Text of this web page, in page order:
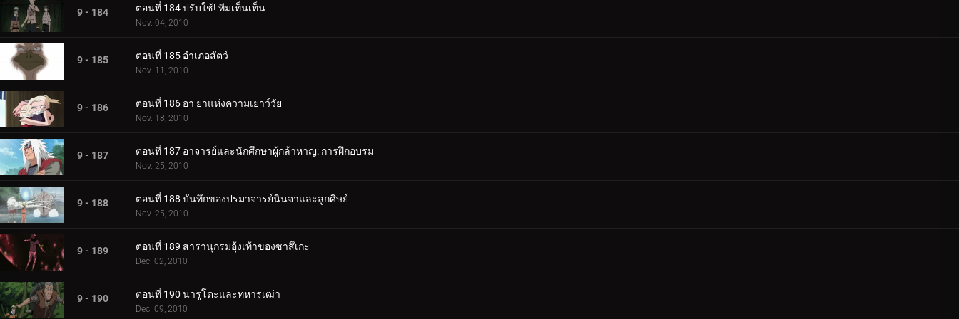
9 - 184 ตอนที่ 184 ปรับใช้! ทีมเท็นเท็น
Nov. 04, 2010
9 - 185 ตอนที่ 185 อำเภอสัตว์
Nov. 11, 2010
9 - 186 ตอนที่ 186 อา ยาแห่งความเยาว์วัย
Nov. 18, 2010
9 - 187 ตอนที่ 187 อาจารย์และนักศึกษาผู้กล้าหาญ: การฝึกอบรม
Nov. 25, 2010
9 - 188 ตอนที่ 188 บันทึกของปรมาจารย์นินจาและลูกศิษย์
Nov. 25, 2010
9 - 189 ตอนที่ 189 สารานุกรมอุ้งเท้าของซาสึเกะ
Dec. 02, 2010
9 - 190 ตอนที่ 190 นารูโตะและทหารเฒ่า
Dec. 09, 2010